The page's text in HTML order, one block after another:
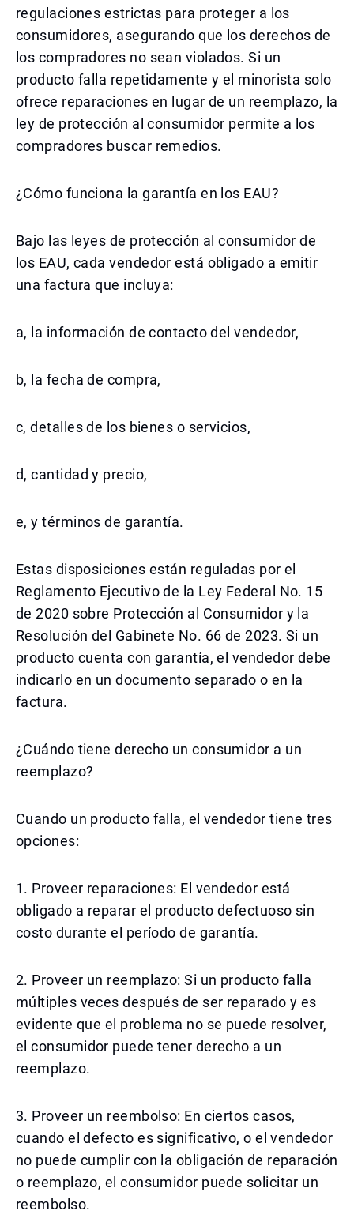
regulaciones estrictas para proteger a los
consumidores, asegurando que los derechos de
los compradores no sean violados. Si un
producto falla repetidamente y el minorista solo
ofrece reparaciones en lugar de un reemplazo, la
ley de protección al consumidor permite a los
compradores buscar remedios.
¿Cómo funciona la garantía en los EAU?
Bajo las leyes de protección al consumidor de
los EAU, cada vendedor está obligado a emitir
una factura que incluya:
a, la información de contacto del vendedor,
b, la fecha de compra,
c, detalles de los bienes o servicios,
d, cantidad y precio,
e, y términos de garantía.
Estas disposiciones están reguladas por el
Reglamento Ejecutivo de la Ley Federal No. 15
de 2020 sobre Protección al Consumidor y la
Resolución del Gabinete No. 66 de 2023. Si un
producto cuenta con garantía, el vendedor debe
indicarlo en un documento separado o en la
factura.
¿Cuándo tiene derecho un consumidor a un
reemplazo?
Cuando un producto falla, el vendedor tiene tres
opciones:
1. Proveer reparaciones: El vendedor está
obligado a reparar el producto defectuoso sin
costo durante el período de garantía.
2. Proveer un reemplazo: Si un producto falla
múltiples veces después de ser reparado y es
evidente que el problema no se puede resolver,
el consumidor puede tener derecho a un
reemplazo.
3. Proveer un reembolso: En ciertos casos,
cuando el defecto es significativo, o el vendedor
no puede cumplir con la obligación de reparación
o reemplazo, el consumidor puede solicitar un
reembolso.